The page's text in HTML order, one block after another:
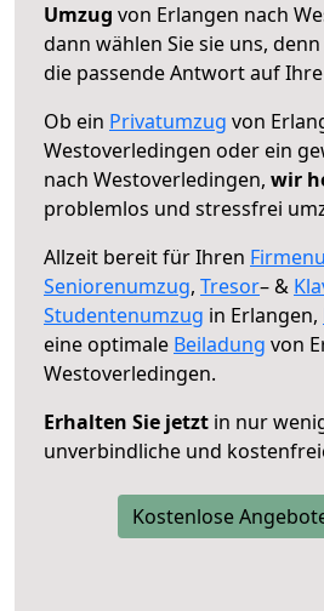
Umzug von Erlangen nach
dann wählen Sie sie uns,
die passende Antwort auf
Ob ein Privatumzug von
Westoverledingen oder ein
nach Westoverledingen, wir
problemlos und stressfrei
Allzeit bereit für Ihren
Seniorenumzug, Tresor– &
Studentenumzug in Erlangen,
eine optimale Beiladung von
Westoverledingen.
Erhalten Sie jetzt in nur
unverbindliche und
Kostenlose